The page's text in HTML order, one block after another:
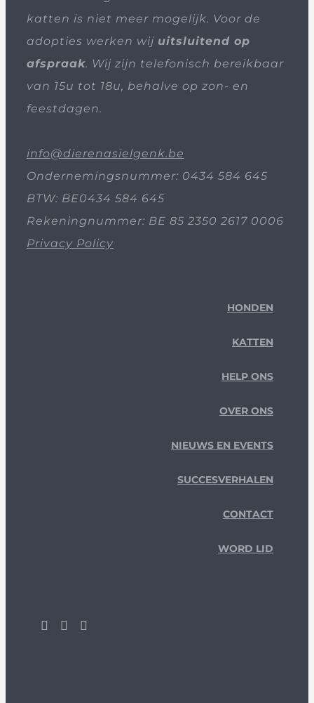
katten is niet meer mogelijk. Voor de
adopties werken wij uitsluitend op
afspraak. Wij zijn telefonisch bereikbaar
van 15u tot 18u, behalve op zon- en
feestdagen.
info@dierenasielgenk.be
Ondernemingsnummer: 0434 584 645
BTW: BE0434 584 645
Rekeningnummer: BE 85 2350 2617 0006
Privacy Policy
HONDEN
KATTEN
HELP ONS
OVER ONS
NIEUWS EN EVENTS
SUCCESVERHALEN
CONTACT
WORD LID